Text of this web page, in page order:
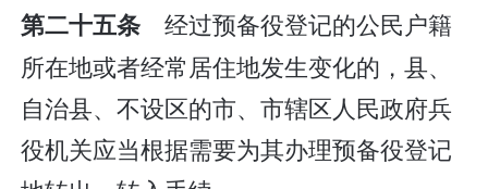
第二十五条经过预备役登记的公民户籍
所在地或者经常居住地发生变化的，县、
自治县、不设区的市、市辖区人民政府兵
役机关应当根据需要为其办理预备役登记